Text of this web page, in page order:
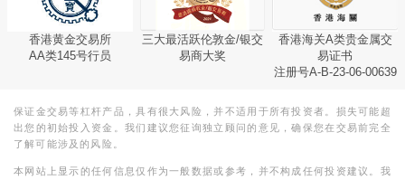
香港黄金交易所
AA类145号行员
三大最活跃伦敦金/银交
易商大奖
香港海关A类贵金属交
易证书
注册号A-B-23-06-00639
保证金交易等杠杆产品，具有很大风险，并不适用于所有投资者。损失可能超
出您的初始投入资金。我们建议您征询独立顾问的意见，确保您在交易前完全
了解可能涉及的风险。
本网站上显示的任何信息仅作为一般数据或参考，并不构成任何投资建议。我